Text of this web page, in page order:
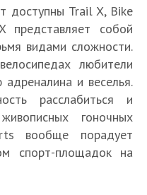
доступны Trail X, Bike
собой
видами сложности.
любители
и веселья.
расслабиться и
гоночных
вообще порадует
спорт-площадок на